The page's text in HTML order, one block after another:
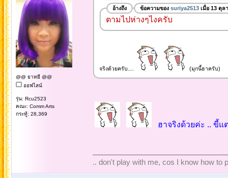
@@ ยาหยี @@
ออฟไลน์
รุ่น: Rcu2523
คณะ: Comm Arts
กระทู้: 28,369
อ้างถึง ข้อความของ suriya2513เมื่อ 13 ตุล
ตามไปห่างๆไงครับ
จริงด้วยครับ.... (มุกนี้ฮาครับ)
ฮาจริงด้วยค่ะ .. ขี้แ
.. don't play with me, cos I know how to